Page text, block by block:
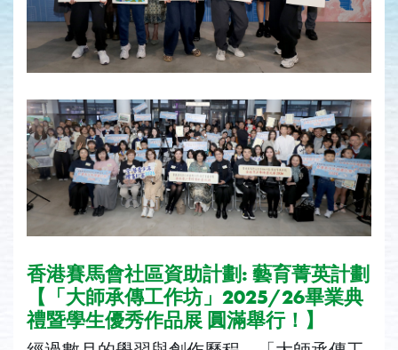
香港賽馬會社區資助計劃: 藝育菁英計劃
【「大師承傳工作坊」2025/26畢業典
禮暨學生優秀作品展 圓滿舉行！】